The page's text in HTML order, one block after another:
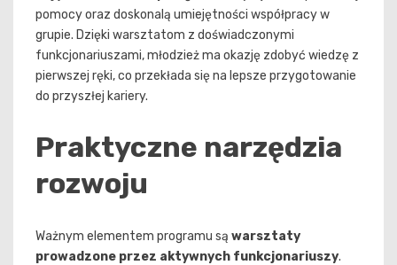
pomocy oraz doskonalą umiejętności współpracy w
grupie. Dzięki warsztatom z doświadczonymi
funkcjonariuszami, młodzież ma okazję zdobyć wiedzę z
pierwszej ręki, co przekłada się na lepsze przygotowanie
do przyszłej kariery.
Praktyczne narzędzia
rozwoju
Ważnym elementem programu są warsztaty
prowadzone przez aktywnych funkcjonariuszy.